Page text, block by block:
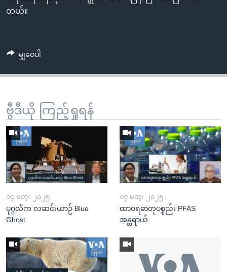
တယ်။
မျှဝေပါ
ဗွီဒီယို ကြည့်ရှုရန်
၁၄ မတ္၊ ၂၀၂၅
ပုဂ္ဂလိက လဆင်းယာဉ် Blue
Ghost
၀၇ မတ္၊ ၂၀၂၅
ထာဝရဓာတုပစ္စည်း PFAS
အန္တရာယ်